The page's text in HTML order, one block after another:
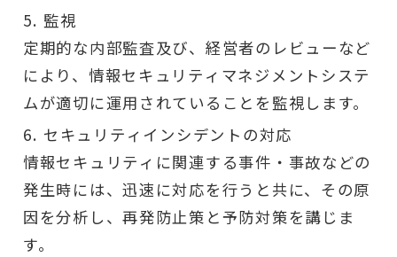
監視
定期的な内部監査及び、経営者のレビューなど
により、情報セキュリティマネジメントシステ
ムが適切に運用されていることを監視します。
セキュリティインシデントの対応
情報セキュリティに関連する事件・事故などの
発生時には、迅速に対応を行うと共に、その原
因を分析し、再発防止策と予防対策を講じま
す。